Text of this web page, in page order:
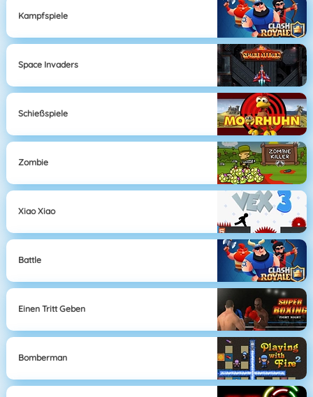
Kampfspiele
Space Invaders
Schießspiele
Zombie
Xiao Xiao
Battle
Einen Tritt Geben
Bomberman